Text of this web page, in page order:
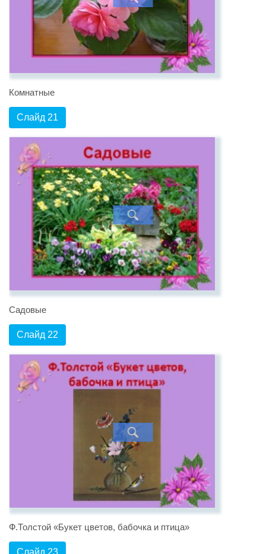
Комнатные
Слайд 21
Садовые
Слайд 22
Ф.Толстой «Букет цветов, бабочка и птица»